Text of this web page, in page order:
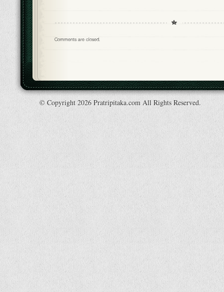
Comments are closed.
© Copyright 2026 Pratripitaka.com All Rights Reserved.